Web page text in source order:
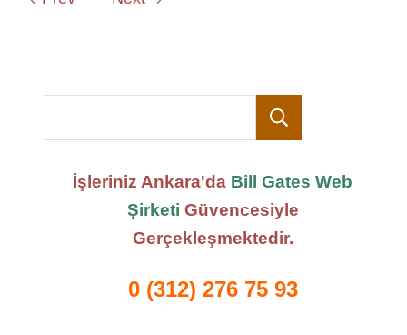
İşleriniz Ankara'da Bill Gates Web
Şirketi Güvencesiyle
Gerçekleşmektedir.
0 (312) 276 75 93